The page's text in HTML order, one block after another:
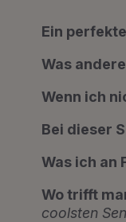
Ein
Was
Wenn ich
Bei dieser
Was ich an
Wo trifft
coolsten